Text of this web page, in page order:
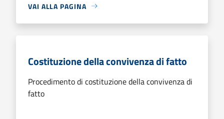
VAI ALLA PAGINA
Costituzione della convivenza di fatto
Procedimento di costituzione della convivenza di
fatto